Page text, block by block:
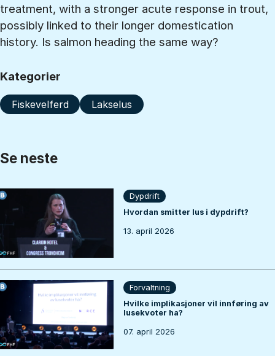
Se neste
Dypdrift
Hvordan smitter lus i dypdrift?
13. april 2026
Forvaltning
Hvilke implikasjoner vil innføring av
lusekvoter ha?
07. april 2026
treatment, with a stronger acute response in trout,
possibly linked to their longer domestication
history. Is salmon heading the same way?
Kategorier
Fiskevelferd Lakselus